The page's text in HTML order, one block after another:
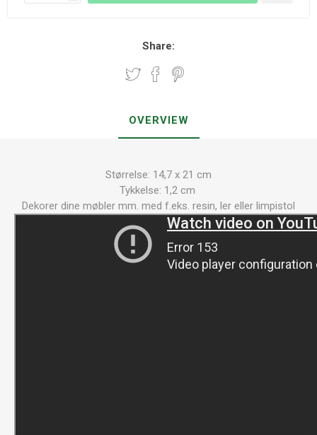
Share:
OVERVIEW
Størrelse: 14,7 x 21 cm
Tykkelse: 1,2 cm
Dekorer dine møbler mm. med f.eks. resin, ler eller limpistol